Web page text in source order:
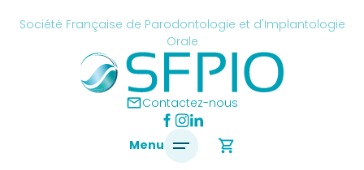
mailContactez-nous
Société Française de Parodontologie et d'Implantologie
Orale
Menu shopping_cart